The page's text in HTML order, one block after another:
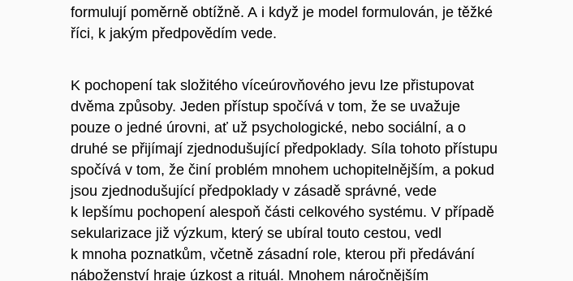
formulují poměrně obtížně. A i když je model formulován, je těžké
říci, k jakým předpovědím vede.
K pochopení tak složitého víceúrovňového jevu lze přistupovat
dvěma způsoby. Jeden přístup spočívá v tom, že se uvažuje
pouze o jedné úrovni, ať už psychologické, nebo sociální, a o
druhé se přijímají zjednodušující předpoklady. Síla tohoto přístupu
spočívá v tom, že činí problém mnohem uchopitelnějším, a pokud
jsou zjednodušující předpoklady v zásadě správné, vede
k lepšímu pochopení alespoň části celkového systému. V případě
sekularizace již výzkum, který se ubíral touto cestou, vedl
k mnoha poznatkům, včetně zásadní role, kterou při předávání
náboženství hraje úzkost a rituál. Mnohem náročnějším